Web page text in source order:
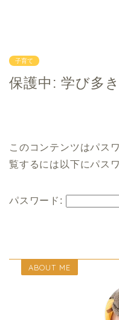
子育て
保護中: 学び多き
このコンテンツはパス
覧するには以下にパス
パスワード:
ABOUT ME